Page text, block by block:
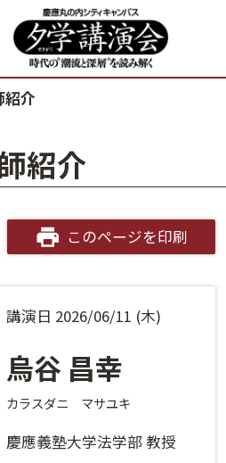
忘れの方
インする
意の上ご利用ください。
紹介
紹介
このページを印刷
講演日 2026/06/11 (木)
烏谷 昌幸
カラスダニ マサユキ
慶應義塾大学法学部 教授
演会とは
開催概要
・割引制度
活用方法